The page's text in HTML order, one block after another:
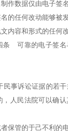
作数据仅由电子签
的任何改动能够被
内容和形式的任何
条 可靠的电子签
民事诉讼证据的若
人民法院可以确
保管的于己不利的